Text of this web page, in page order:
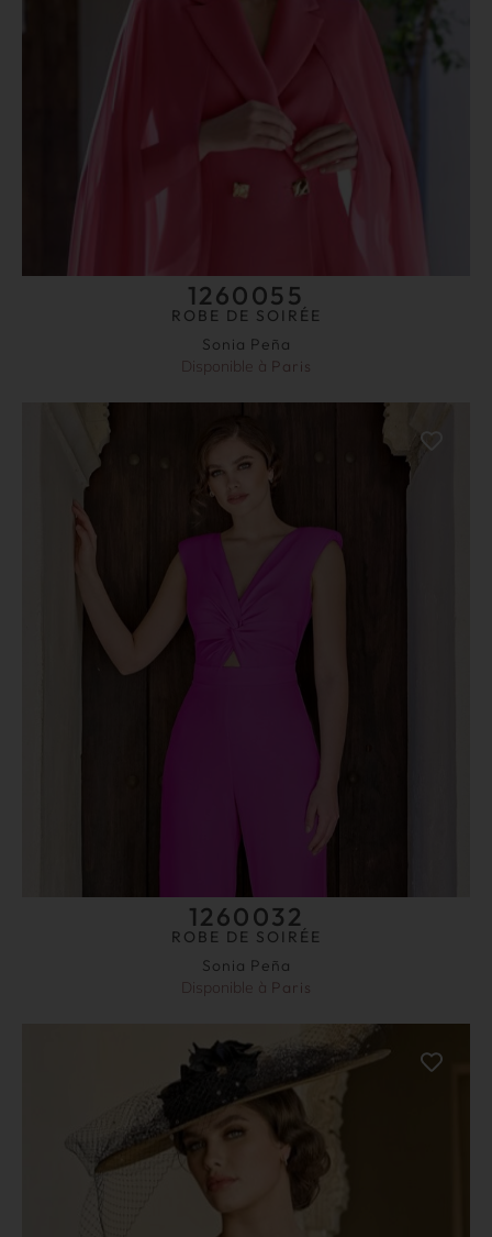
1260055
ROBE DE SOIRÉE
Sonia Peña
Disponible à Paris
1260032
ROBE DE SOIRÉE
Sonia Peña
Disponible à Paris